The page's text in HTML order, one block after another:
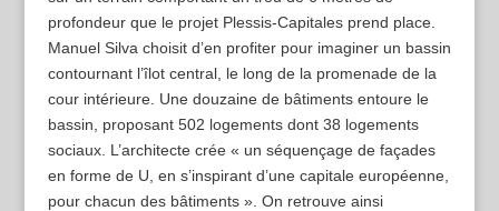
profondeur que le projet Plessis-Capitales prend place.
Manuel Silva choisit d’en profiter pour imaginer un bassin
contournant l’îlot central, le long de la promenade de la
cour intérieure. Une douzaine de bâtiments entoure le
bassin, proposant 502 logements dont 38 logements
sociaux. L’architecte crée « un séquençage de façades
en forme de U, en s’inspirant d’une capitale européenne,
pour chacun des bâtiments ». On retrouve ainsi